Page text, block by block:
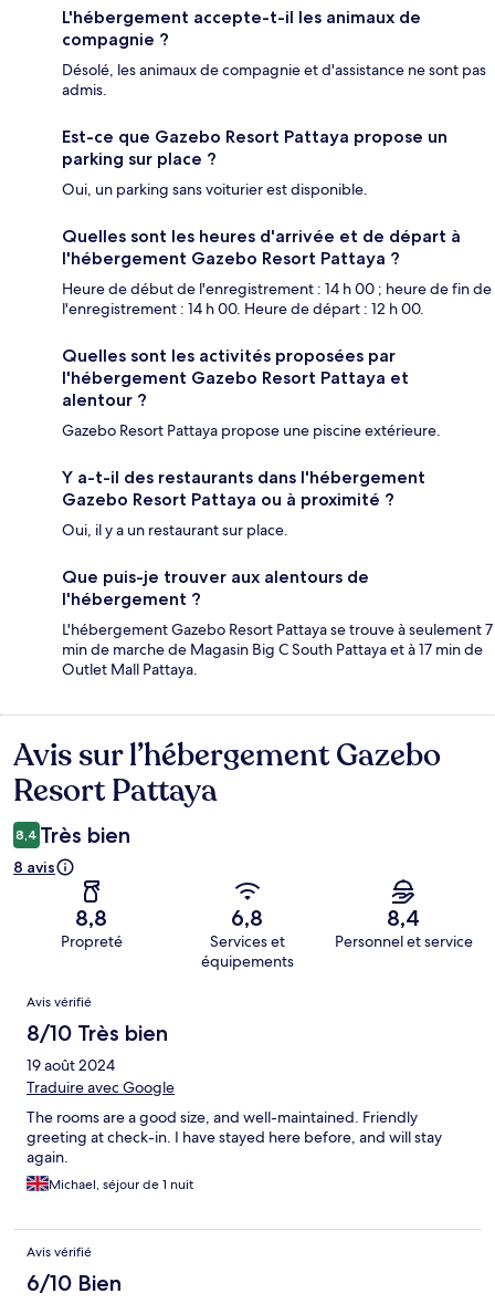
L'hébergement accepte-t-il les animaux de
compagnie ?
Désolé, les animaux de compagnie et d'assistance ne sont pas
admis.
Est-ce que Gazebo Resort Pattaya propose un
parking sur place ?
Oui, un parking sans voiturier est disponible.
Quelles sont les heures d'arrivée et de départ à
l'hébergement Gazebo Resort Pattaya ?
Heure de début de l'enregistrement : 14 h 00 ; heure de fin de
l'enregistrement : 14 h 00. Heure de départ : 12 h 00.
Quelles sont les activités proposées par
l'hébergement Gazebo Resort Pattaya et
alentour ?
Gazebo Resort Pattaya propose une piscine extérieure.
Y a-t-il des restaurants dans l'hébergement
Gazebo Resort Pattaya ou à proximité ?
Oui, il y a un restaurant sur place.
Que puis-je trouver aux alentours de
l'hébergement ?
L'hébergement Gazebo Resort Pattaya se trouve à seulement 7
min de marche de Magasin Big C South Pattaya et à 17 min de
Outlet Mall Pattaya.
Avis
Avis sur l’hébergement Gazebo
Resort Pattaya
8,4 Très bien
8 avis
8,8
Propreté
6,8
Services et
équipements
8,4
Personnel et service
Avis
Avis vérifié
8/10 Très bien
19 août 2024
Traduire avec Google
The rooms are a good size, and well-maintained. Friendly
greeting at check-in. I have stayed here before, and will stay
again.
Michael, séjour de 1 nuit
Avis vérifié
6/10 Bien